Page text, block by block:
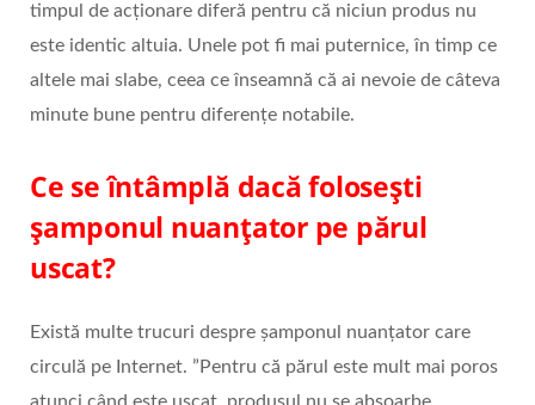
timpul de acționare diferă pentru că niciun produs nu
este identic altuia. Unele pot fi mai puternice, în timp ce
altele mai slabe, ceea ce înseamnă că ai nevoie de câteva
minute bune pentru diferențe notabile.
Ce se întâmplă dacă folosești
șamponul nuanțator pe părul
uscat?
Există multe trucuri despre șamponul nuanțator care
circulă pe Internet. ”Pentru că părul este mult mai poros